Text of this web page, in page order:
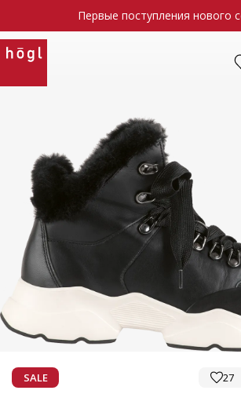
Первые поступления нового
SALE 27